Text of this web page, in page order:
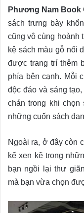
Phương Nam Book
sách trưng bày
cũng vô cùng hoành
kệ sách màu gỗ nối
được trang trí thêm
phía bên cạnh. Mỗi
độc đáo và sáng
chán trong khi chọn
những cuốn sách
Ngoài ra, ở đây còn
kế xen kẽ trong
bạn ngồi lại thư
mà bạn vừa chọn